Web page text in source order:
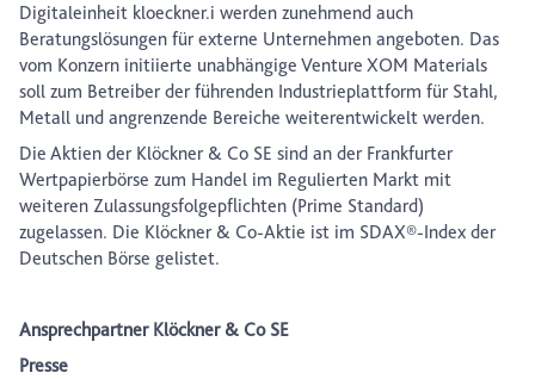
Digitaleinheit kloeckner.i werden zunehmend auch
Beratungslösungen für externe Unternehmen angeboten. Das
vom Konzern initiierte unabhängige Venture XOM Materials
soll zum Betreiber der führenden Industrieplattform für Stahl,
Metall und angrenzende Bereiche weiterentwickelt werden.
Die Aktien der Klöckner & Co SE sind an der Frankfurter
Wertpapierbörse zum Handel im Regulierten Markt mit
weiteren Zulassungsfolgepflichten (Prime Standard)
zugelassen. Die Klöckner & Co-Aktie ist im SDAX®-Index der
Deutschen Börse gelistet.
Ansprechpartner Klöckner & Co SE
Presse